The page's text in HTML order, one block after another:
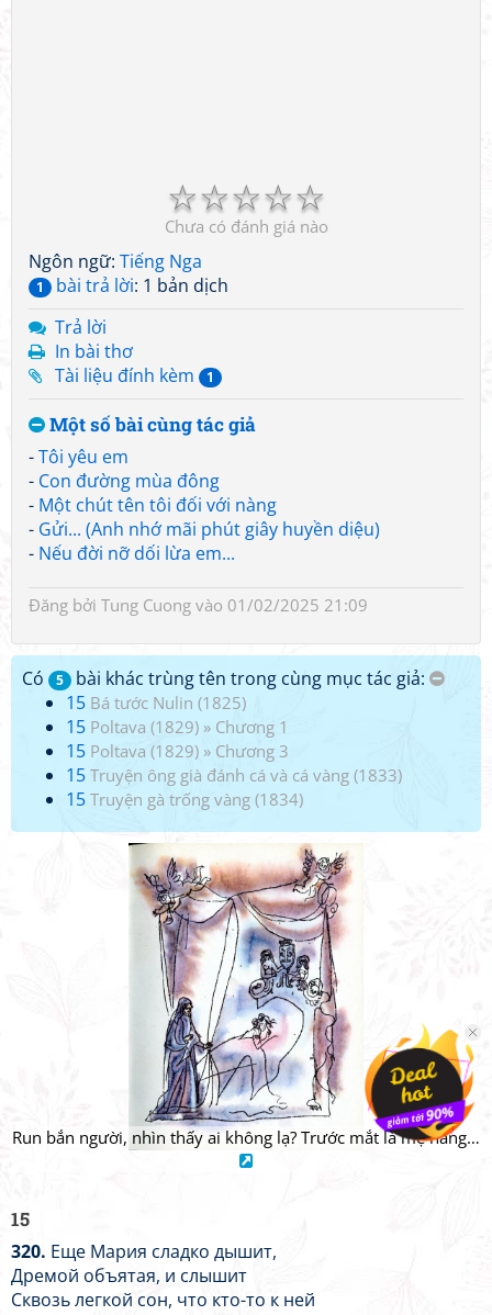
☆
☆
☆
☆
☆
Chưa có đánh giá nào
Ngôn ngữ: Tiếng Nga
1 bài trả lời: 1 bản dịch
Trả lời
In bài thơ
Tài liệu đính kèm
1
Một số bài cùng tác giả
-Tôi yêu em
- Con đường mùa đông
- Một chút tên tôi đối với nàng
- Gửi... (Anh nhớ mãi phút giây huyền diệu)
- Nếu đời nỡ dối lừa em...
Đăng bởi Tung Cuong vào 01/02/2025 21:09
Có 5
bài khác trùng tên trong cùng mục tác giả:
15 Bá tước Nulin (1825)
15 Poltava (1829) » Chương 1
15 Poltava (1829) » Chương 3
15 Truyện ông già đánh cá và cá vàng (1833)
15 Truyện gà trống vàng (1834)
Run bắn người, nhìn thấy ai không lạ? Trước mắt là mẹ nàng…
15
320. Еще Мария сладко дышит,
Дремой объятая, и слышит
Сквозь легкой сон, что кто-то к ней